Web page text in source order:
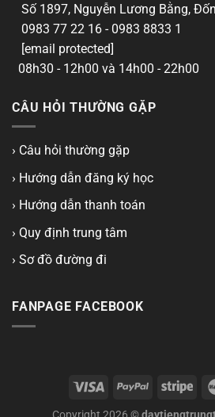
Số 1897, Nguyễn Lương Bằng,
0983 77 22 16 - 0983 8833 1
[email protected]
08h30 - 12h00 và 14h00 - 22h00
CÂU HỎI THƯỜNG GẶP
› Câu hỏi thường gặp
› Hướng dẫn đăng ký học
› Hướng dẫn thanh toán
› Quy định trung tâm
› Sơ đồ đường đi
FANPAGE FACEBOOK